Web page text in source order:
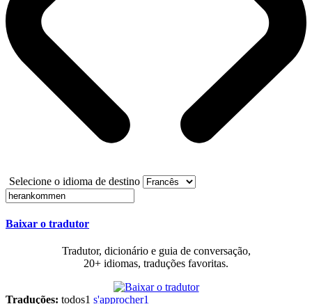
Selecione o idioma de destino
Baixar o tradutor
Tradutor, dicionário e guia de conversação,
20+ idiomas, traduções favoritas.
Traduções: todos1 s'approcher1